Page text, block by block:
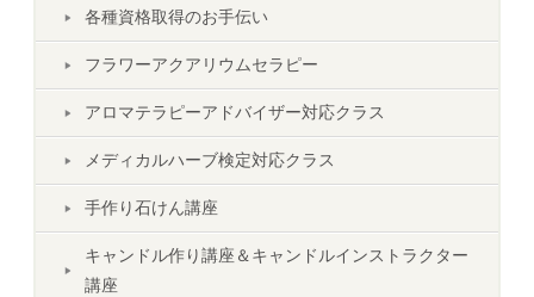
各種資格取得のお手伝い
フラワーアクアリウムセラピー
アロマテラピーアドバイザー対応クラス
メディカルハーブ検定対応クラス
手作り石けん講座
キャンドル作り講座＆キャンドルインストラクター
講座